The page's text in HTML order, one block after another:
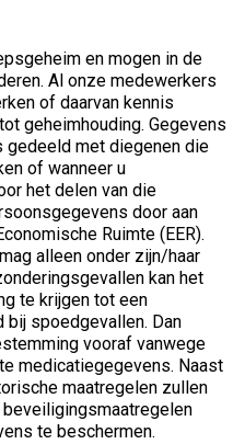
en mogen in de
Al onze medewerkers
of daarvan kennis
geheimhouding. Gegevens
met diegenen die
of wanneer u
het delen van die
door aan
Ruimte (EER).
alleen onder zijn/haar
kan het
te krijgen tot een
spoedgevallen. Dan
vooraf vanwege
medicatiegegevens. Naast
maatregelen zullen
te beschermen.